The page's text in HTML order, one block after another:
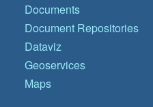
Documents
Document Repositories
Dataviz
Geoservices
Maps